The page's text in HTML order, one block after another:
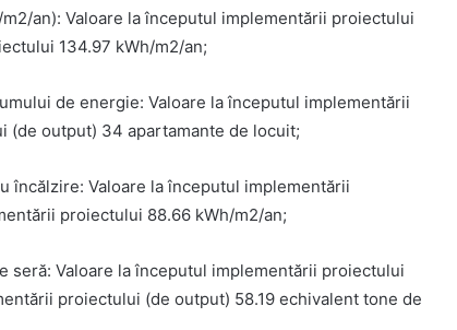
an): Valoare la începutul implementării proiectului
134.97 kWh/m2/an;
de energie: Valoare la începutul implementării
(de output) 34 apartamante de locuit;
încălzire: Valoare la începutul implementării
proiectului 88.66 kWh/m2/an;
seră: Valoare la începutul implementării proiectului
proiectului (de output) 58.19 echivalent tone de